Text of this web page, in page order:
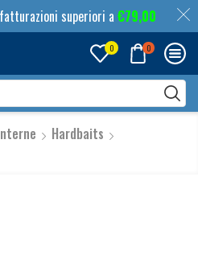
superiori a €79,00
0 0
input
Hardbaits